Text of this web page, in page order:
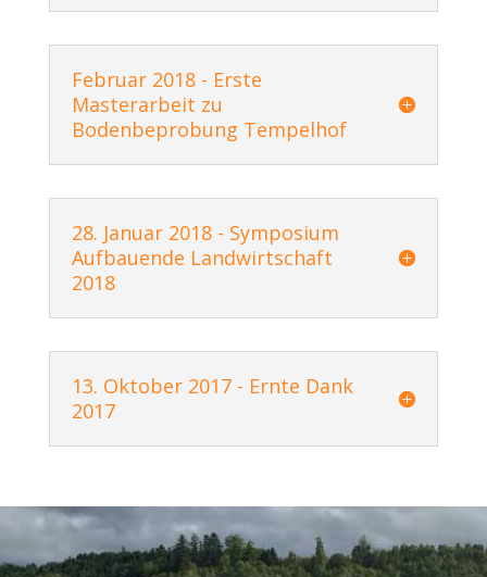
Februar 2018 - Erste
Masterarbeit zu
Bodenbeprobung Tempelhof
28. Januar 2018 - Symposium
Aufbauende Landwirtschaft
2018
13. Oktober 2017 - Ernte Dank
2017